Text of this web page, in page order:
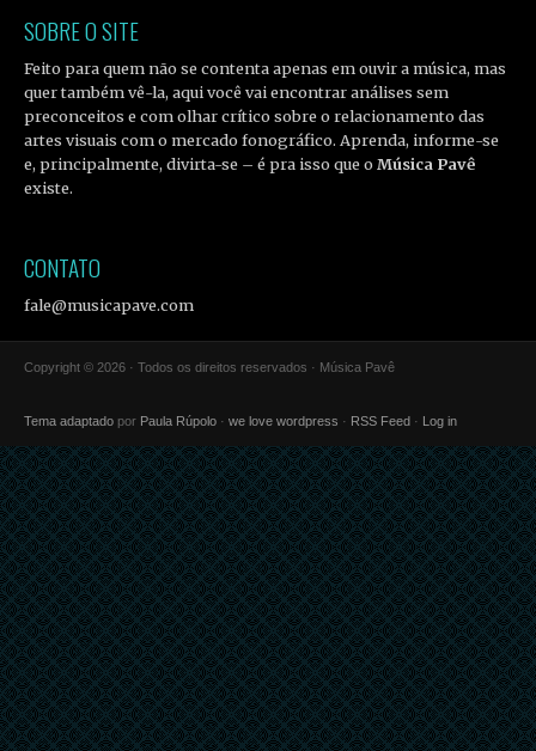
SOBRE O SITE
Feito para quem não se contenta apenas em ouvir a música, mas
quer também vê-la, aqui você vai encontrar análises sem
preconceitos e com olhar crítico sobre o relacionamento das
artes visuais com o mercado fonográfico. Aprenda, informe-se
e, principalmente, divirta-se – é pra isso que oMúsica Pavê
existe.
CONTATO
fale@musicapave.com
Copyright © 2026 · Todos os direitos reservados · Música Pavê
Tema adaptado por Paula Rúpolo · we love wordpress · RSS Feed · Log in